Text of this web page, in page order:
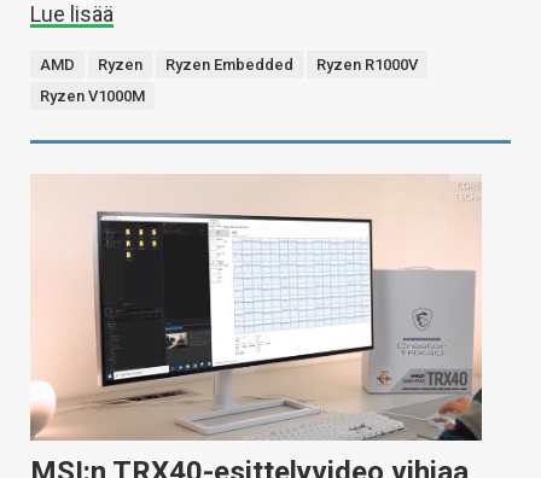
Lue lisää
AMD Ryzen Ryzen Embedded
Ryzen R1000V
Ryzen V1000M